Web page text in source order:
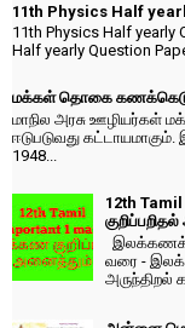
11th Physics Half
11th Physics Half yearly
Half yearly Question
மக்கள் தொகை
மாநில அரசு ஊழியர்கள்
ஈடுபடுவது
1948...
12th
இலக்கணக்
வரை -
அருந்திறல்